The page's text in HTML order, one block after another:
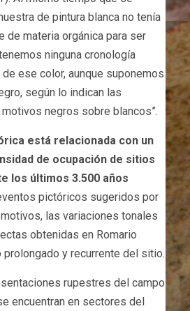
de pintura blanca no tenía
de materia orgánica para ser
ninguna cronología
ese color, aunque suponemos
según lo indican las
negros sobre blancos”.
está relacionada con un
de ocupación de sitios
los últimos 3.500 años
pictóricos sugeridos por
las variaciones tonales
obtenidas en Romario
prolongado y recurrente del sitio.
rupestres del campo
encuentran en sectores del